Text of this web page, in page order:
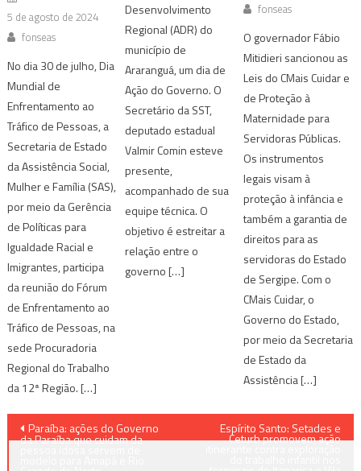
5 de agosto de 2024
fonseas
No dia 30 de julho, Dia
Mundial de
Enfrentamento ao
Tráfico de Pessoas, a
Secretaria de Estado
da Assistência Social,
Mulher e Família (SAS),
por meio da Gerência
de Políticas para
Igualdade Racial e
Imigrantes, participa
da reunião do Fórum
de Enfrentamento ao
Tráfico de Pessoas, na
sede Procuradoria
Regional do Trabalho
da 12ª Região. […]
Desenvolvimento
Regional (ADR) do
município de
Araranguá, um dia de
Ação do Governo. O
Secretário da SST,
deputado estadual
Valmir Comin esteve
presente,
acompanhado de sua
equipe técnica. O
objetivo é estreitar a
relação entre o
governo […]
fonseas
O governador Fábio
Mitidieri sancionou as
Leis do CMais Cuidar e
de Proteção à
Maternidade para
Servidoras Públicas.
Os instrumentos
legais visam à
proteção à infância e
também a garantia de
direitos para as
servidoras do Estado
de Sergipe. Com o
CMais Cuidar, o
Governo do Estado,
por meio da Secretaria
de Estado da
Assistência […]
Navegação
Paraíba: ações do Governo
da Paraíba que cuidam da
Espírito Santo: Setades e
Ceturb promovem ação